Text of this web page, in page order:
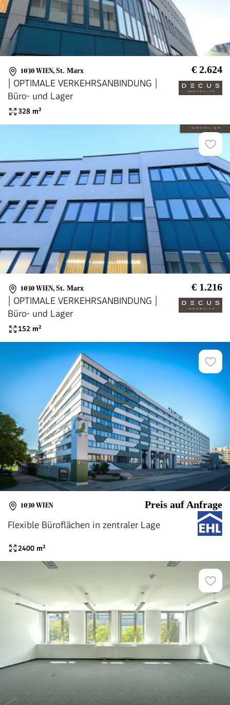
1030 WIEN, St. Marx € 2.624
| OPTIMALE VERKEHRSANBINDUNG |
Büro- und Lager
328 m²
1030 WIEN, St. Marx € 1.216
| OPTIMALE VERKEHRSANBINDUNG |
Büro- und Lager
152 m²
1030 WIEN Preis auf Anfrage
Flexible Büroflächen in zentraler Lage
2400 m²